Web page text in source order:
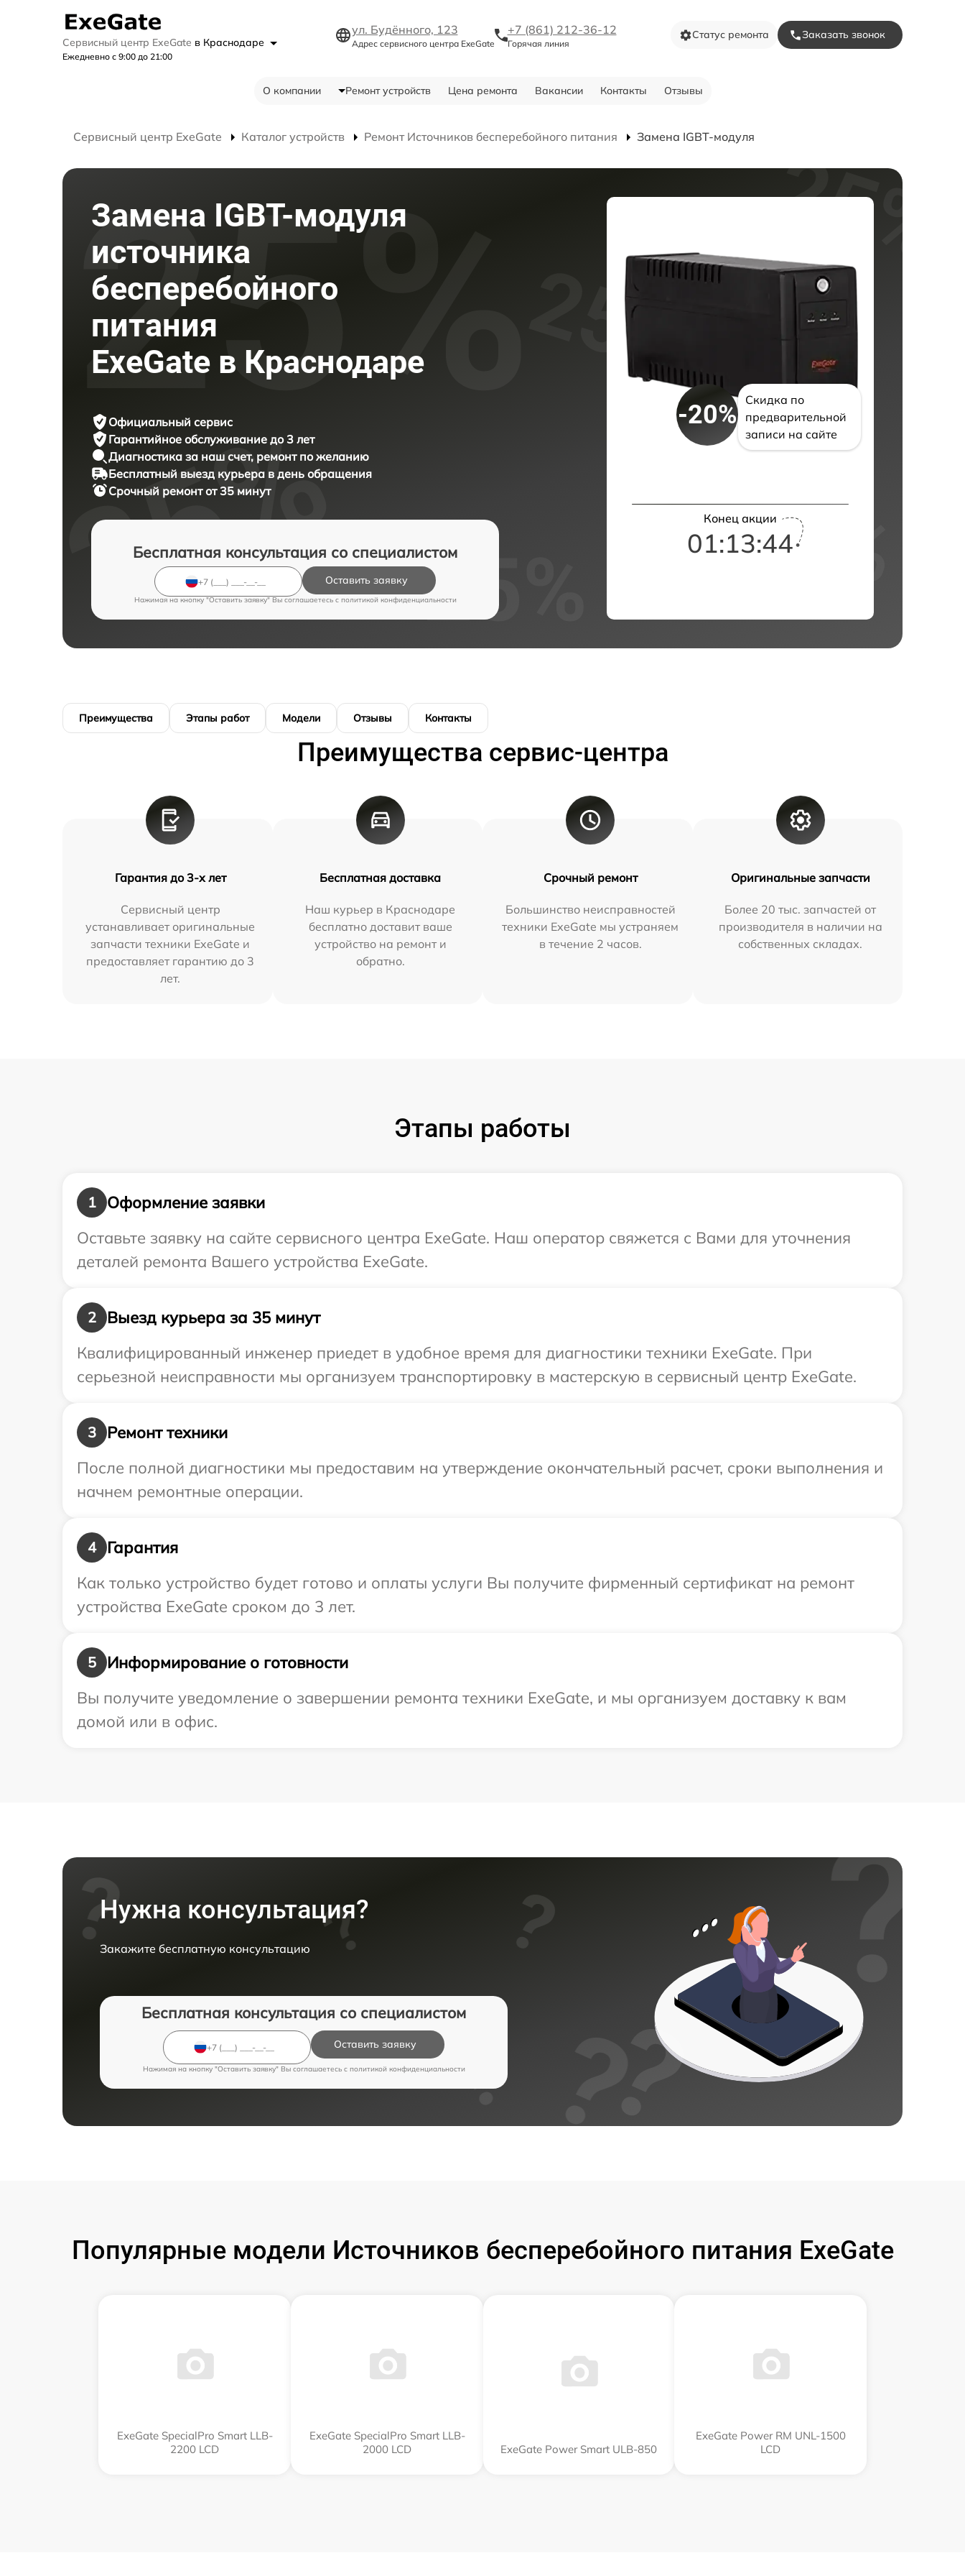
Сервисный центр ExeGate в Краснодаре
Ежедневно с 9:00 до 21:00
ул. Будённого, 123
Адрес сервисного центра ExeGate
+7 (861) 212-36-12
Горячая линия
Статус ремонта Заказать звонок
О компании Ремонт устройств Цена ремонта Вакансии Контакты Отзывы
Сервисный центр ExeGate Каталог устройств Ремонт Источников бесперебойного питания Замена IGBT-модуля
Замена IGBT-модуля
источника
бесперебойного
питания
ExeGate в Краснодаре
Официальный сервис
Гарантийное обслуживание до 3 лет
Диагностика за наш счет, ремонт по желанию
Бесплатный выезд курьера в день обращения
Срочный ремонтот 35 минут
Бесплатная консультация со специалистом
Оставить заявку
Нажимая на кнопку "Оставить заявку" Вы соглашаетесь c политикой конфиденциальности
-20%
Скидка по
предварительной
записи на сайте
Конец акции
01:13:43
Преимущества Этапы работ Модели Отзывы Контакты
Преимущества сервис-центра
Гарантия до 3-х лет
Сервисный центр
устанавливает оригинальные
запчасти техники ExeGate и
предоставляет гарантию до 3
лет.
Бесплатная доставка
Наш курьер в Краснодаре
бесплатно доставит ваше
устройство на ремонт и
обратно.
Срочный ремонт
Большинство неисправностей
техники ExeGate мы устраняем
в течение 2 часов.
Оригинальные запчасти
Более 20 тыс. запчастей от
производителя в наличии на
собственных складах.
Этапы работы
1
Оформление заявки
Оставьте заявку на сайте сервисного центра ExeGate. Наш оператор свяжется с Вами для уточнения
деталей ремонта Вашего устройства ExeGate.
2
Выезд курьера за 35 минут
Квалифицированный инженер приедет в удобное время для диагностики техники ExeGate. При
серьезной неисправности мы организуем транспортировку в мастерскую в сервисный центр ExeGate.
3
Ремонт техники
После полной диагностики мы предоставим на утверждение окончательный расчет, сроки выполнения и
начнем ремонтные операции.
4
Гарантия
Как только устройство будет готово и оплаты услуги Вы получите фирменный сертификат на ремонт
устройства ExeGate сроком до 3 лет.
5
Информирование о готовности
Вы получите уведомление о завершении ремонта техники ExeGate, и мы организуем доставку к вам
домой или в офис.
Нужна консультация?
Закажите бесплатную консультацию
Бесплатная консультация со специалистом
Оставить заявку
Нажимая на кнопку "Оставить заявку" Вы соглашаетесь c политикой конфиденциальности
Популярные модели Источников бесперебойного питания ExeGate
ExeGate SpecialPro Smart LLB-
2200 LCD
ExeGate SpecialPro Smart LLB-
2000 LCD
ExeGate Power Smart ULB-850
ExeGate Power RM UNL-1500
LCD